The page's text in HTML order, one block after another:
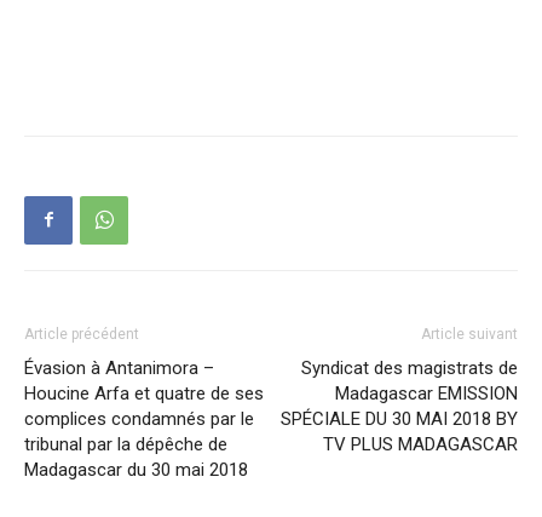
Article précédent
Évasion à Antanimora –
Houcine Arfa et quatre de ses
complices condamnés par le
tribunal par la dépêche de
Madagascar du 30 mai 2018
Article suivant
Syndicat des magistrats de
Madagascar EMISSION
SPÉCIALE DU 30 MAI 2018 BY
TV PLUS MADAGASCAR